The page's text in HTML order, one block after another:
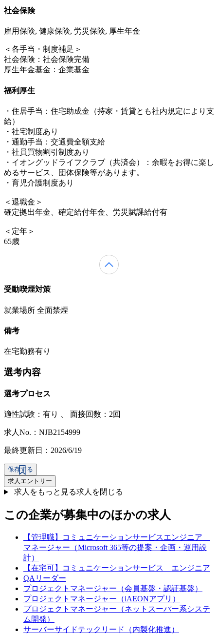
社会保険
雇用保険, 健康保険, 労災保険, 厚生年金
＜各手当・制度補足＞
社会保険：社会保険完備
厚生年金基金：企業基金
福利厚生
・住居手当：住宅助成金（持家・賃貸とも社内規定により支
給）
・社宅制度あり
・通勤手当：交通費全額支給
・社員買物割引制度あり
・イオングッドライフクラブ（共済会）：余暇をお得に楽し
めるサービス、団体保険等があります。
・育児介護制度あり
＜退職金＞
確定拠出年金、確定給付年金、労災賦課給付有
＜定年＞
65歳
受動喫煙対策
就業場所 全面禁煙
備考
在宅勤務有り
選考内容
選考プロセス
適性試験： 有り 面接回数：2回
求人No.：NJB2154999
最終更新日：2026/6/19
保存する
求人エントリー
求人をもっと見る求人を閉じる
この企業が募集中のほかの求人
【管理職】コミュニケーションサービスエンジニア
マネージャー（Microsoft 365等の提案・企画・運用設
計）
【在宅可】コミュニケーションサービス エンジニア
QAリーダー
プロジェクトマネージャー（会員基盤・認証基盤）
プロジェクトマネージャー（iAEONアプリ）
プロジェクトマネージャー（ネットスーパー系システ
ム開発）
サーバーサイドテックリード（内製化推進）